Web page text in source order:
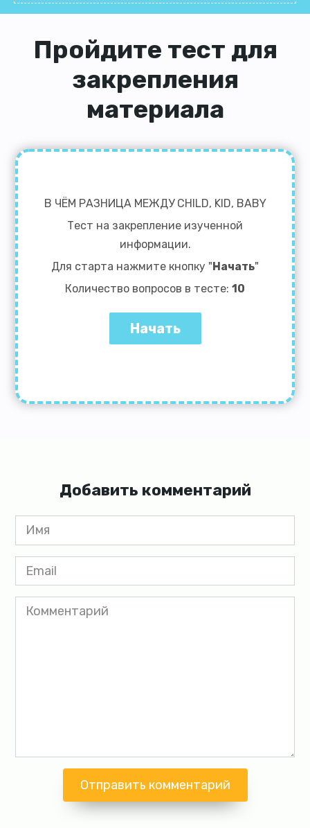
Пройдите тест для
закрепления
материала
В ЧЁМ РАЗНИЦА МЕЖДУ CHILD, KID, BABY
Тест на закрепление изученной
информации.
Для старта нажмите кнопку "Начать"
Количество вопросов в тесте: 10
Добавить комментарий
Имя
*
Email
*
Комментарий